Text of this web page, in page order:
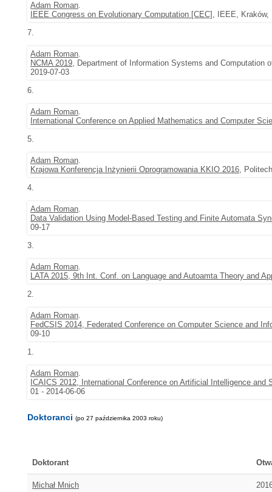
Adam Roman.
IEEE Congress on Evolutionary Computation [CEC] , IEEE, Kraków,
7.
Adam Roman.
NCMA 2019, Department of Information Systems and Computation
2019-07-03
6.
Adam Roman.
International Conference on Applied Mathematics and Computer
5.
Adam Roman.
Krajowa Konferencja Inżynierii Oprogramowania KKIO 2016,
4.
Adam Roman.
Data Validation Using Model-Based Testing and Finite Automata
09-17
3.
Adam Roman.
LATA 2015, 9th Int. Conf. on Language and Autoamta Theory and
2.
Adam Roman.
FedCSIS 2014, Federated Conference on Computer Science and
09-10
1.
Adam Roman.
ICAICS 2012, International Conference on Artificial Intelligence and
01 - 2014-06-06
Doktoranci (po 27 października 2003 roku)
Doktorant
Michał Mnich